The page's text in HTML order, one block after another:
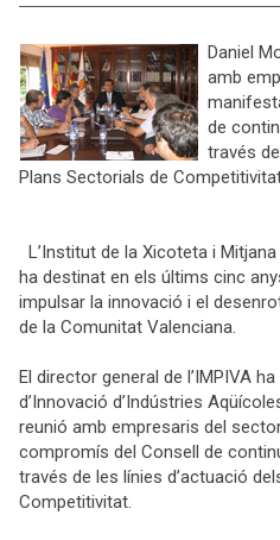
Daniel
amb
de
través
Plans Sectorials de
L’Institut de la Xicoteta i
ha destinat en els últims cinc
impulsar la innovació i el
de la Comunitat Valenciana.
El director general de l’IMPIVA
d’Innovació d’Indústries
reunió amb empresaris del
compromís del Consell de
través de les línies d’actuació
Competitivitat.